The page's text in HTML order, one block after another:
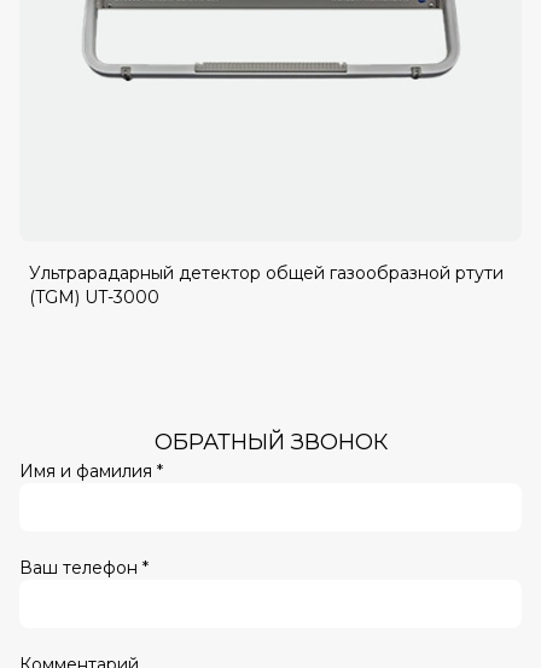
Ультрарадарный детектор общей газообразной ртути
(TGM) UT-3000
ОБРАТНЫЙ ЗВОНОК
Имя и фамилия *
Ваш телефон *